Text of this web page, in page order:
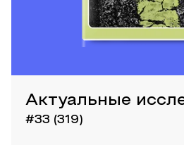
Актуальные
#33 (319)